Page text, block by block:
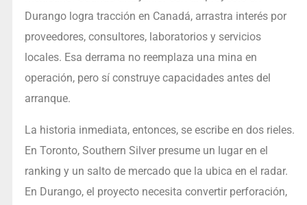
Durango logra tracción en Canadá, arrastra interés por
proveedores, consultores, laboratorios y servicios
locales. Esa derrama no reemplaza una mina en
operación, pero sí construye capacidades antes del
arranque.
La historia inmediata, entonces, se escribe en dos rieles.
En Toronto, Southern Silver presume un lugar en el
ranking y un salto de mercado que la ubica en el radar.
En Durango, el proyecto necesita convertir perforación,